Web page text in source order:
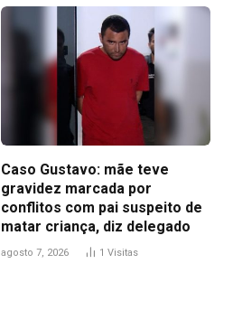
Caso Gustavo: mãe teve
gravidez marcada por
conflitos com pai suspeito de
matar criança, diz delegado
agosto 7, 2026 1 Visitas